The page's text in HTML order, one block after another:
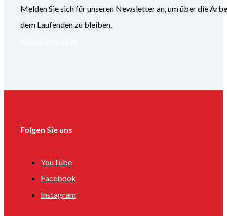
Melden Sie sich für unseren Newsletter an, um über die
dem Laufenden zu bleiben.
Folgen Sie uns
YouTube
Facebook
Instagram